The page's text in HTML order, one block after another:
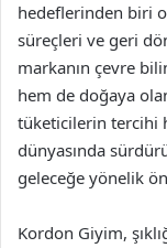
hedeflerinden biri
süreçleri ve geri
markanın çevre
hem de doğaya
tüketicilerin tercihi
dünyasında
geleceğe yönelik
Kordon Giyim,